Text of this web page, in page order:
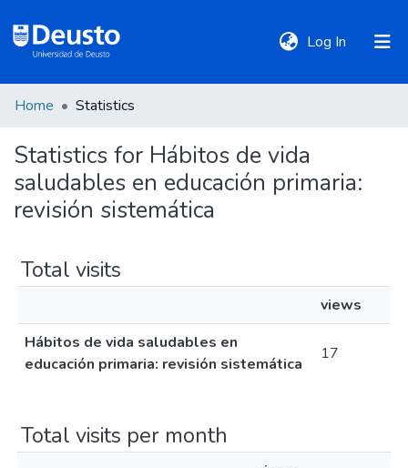
Log In (current)
Communities
&
All of DSpace
Policies
Home Statistics
Statistics for Hábitos de vida
saludables en educación primaria:
revisión sistemática
Total visits
views
Hábitos de vida saludables en
educación primaria: revisión sistemática
17
Total visits per month